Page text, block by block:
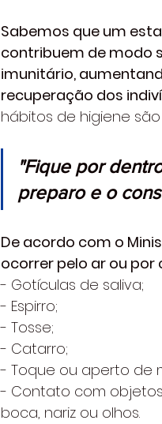
Sabemos que um
contribuem de modo
imunitário,
recuperação dos
hábitos de higiene
"Fique por
preparo e o
De acordo com o
ocorrer pelo ar ou
- Gotículas de saliva;
- Espirro;
- Tosse;
- Catarro;
- Toque ou aperto de
- Contato com
boca, nariz ou olhos.